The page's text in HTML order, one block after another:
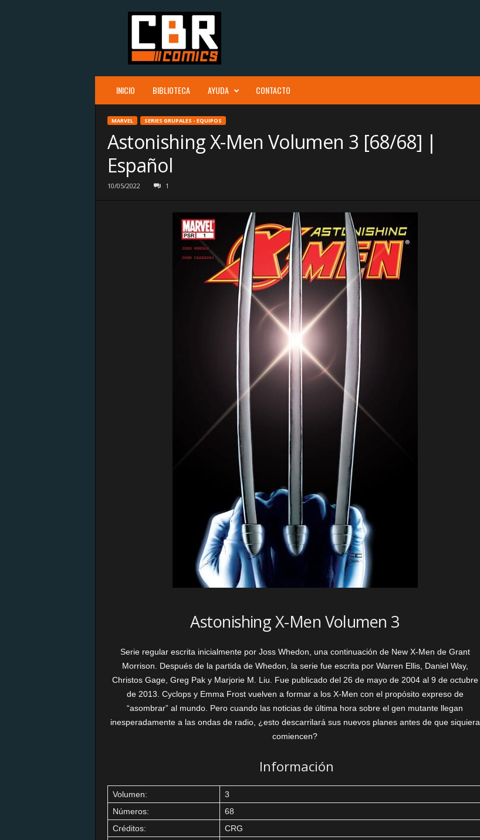
INICIO BIBLIOTECA AYUDA CONTACTO
MARVEL SERIES GRUPALES - EQUIPOS
Astonishing X-Men Volumen 3 [68/68] |
Español
10/05/2022 1
Astonishing X-Men Volumen 3
Serie regular escrita inicialmente por Joss Whedon, una continuación de New X-Men de Grant
Morrison. Después de la partida de Whedon, la serie fue escrita por Warren Ellis, Daniel Way,
Christos Gage, Greg Pak y Marjorie M. Liu. Fue publicado del 26 de mayo de 2004 al 9 de octubre
de 2013. Cyclops y Emma Frost vuelven a formar a los X-Men con el propósito expreso de
“asombrar” al mundo. Pero cuando las noticias de última hora sobre el gen mutante llegan
inesperadamente a las ondas de radio, ¿esto descarrilará sus nuevos planes antes de que siquiera
comiencen?
Información
Volumen:
3
Números:
68
Créditos:
CRG